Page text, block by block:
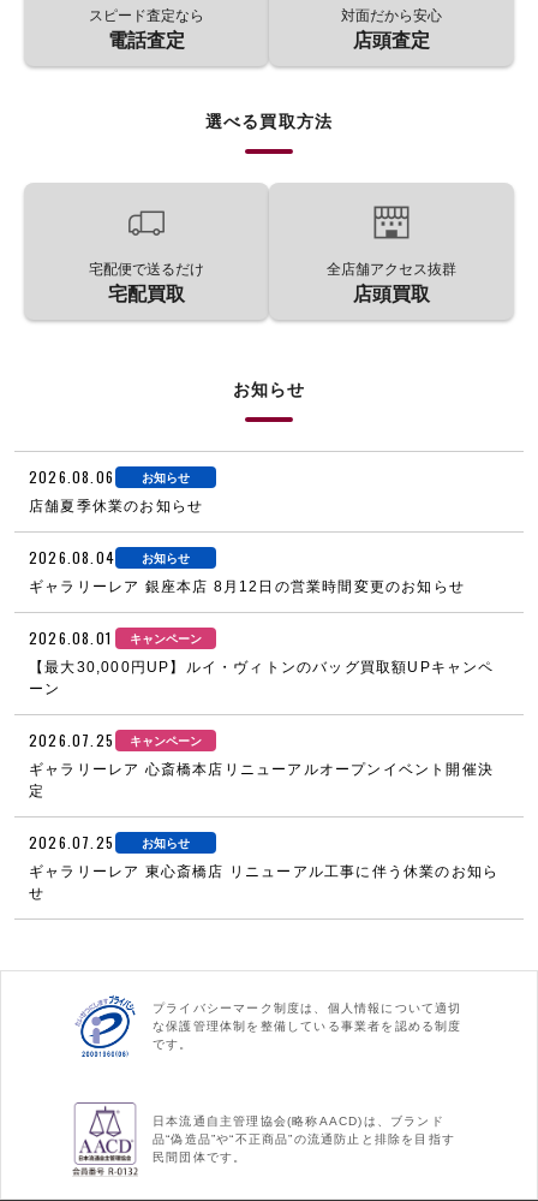
スピード査定なら
電話査定
対面だから安心
店頭査定
選べる買取方法
宅配便で送るだけ
宅配買取
全店舗アクセス抜群
店頭買取
お知らせ
2026.08.06 お知らせ
店舗夏季休業のお知らせ
2026.08.04 お知らせ
ギャラリーレア 銀座本店 8月12日の営業時間変更のお知らせ
2026.08.01 キャンペーン
【最大30,000円UP】ルイ・ヴィトンのバッグ買取額UPキャンペ
ーン
2026.07.25 キャンペーン
ギャラリーレア 心斎橋本店リニューアルオープンイベント開催決
定
2026.07.25 お知らせ
ギャラリーレア 東心斎橋店 リニューアル工事に伴う休業のお知ら
せ
プライバシーマーク制度は、個人情報について適切
な保護管理体制を整備している事業者を認める制度
です。
日本流通自主管理協会(略称AACD)は、ブランド
品“偽造品”や“不正商品”の流通防止と排除を目指す
民間団体です。